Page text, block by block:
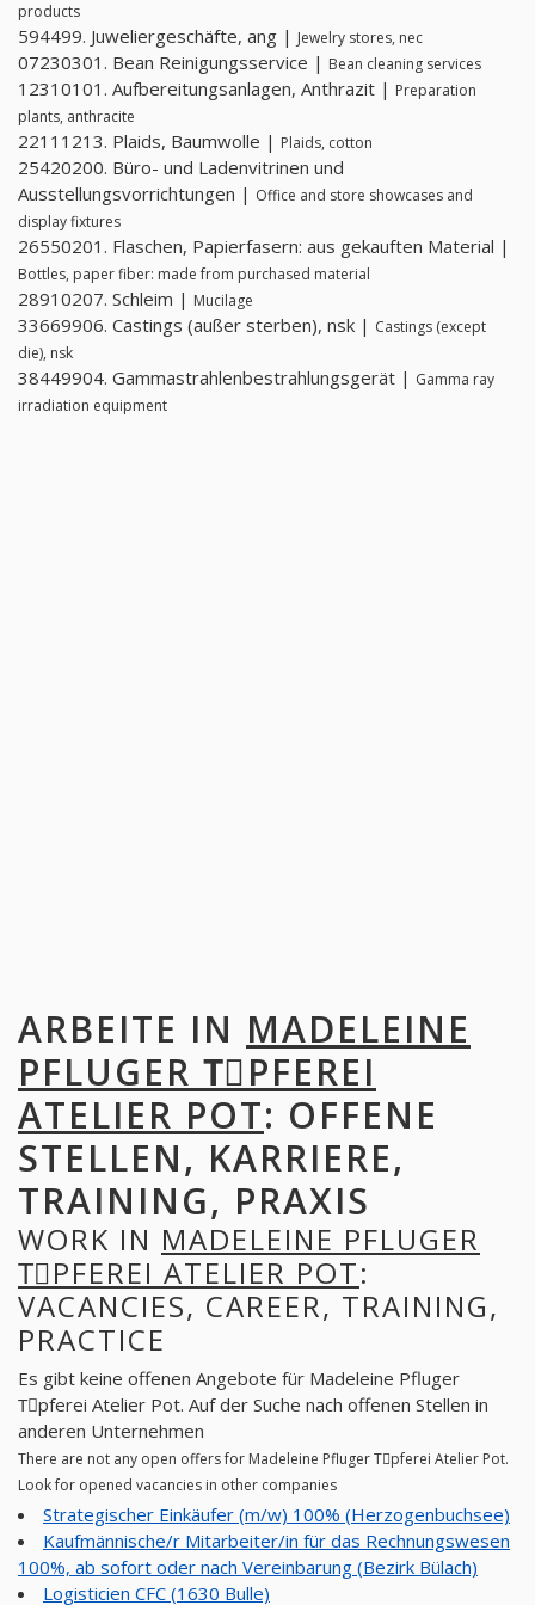
products
594499. Juweliergeschäfte, ang | Jewelry stores, nec
07230301. Bean Reinigungsservice | Bean cleaning services
12310101. Aufbereitungsanlagen, Anthrazit | Preparation
plants, anthracite
22111213. Plaids, Baumwolle | Plaids, cotton
25420200. Büro- und Ladenvitrinen und
Ausstellungsvorrichtungen | Office and store showcases and
display fixtures
26550201. Flaschen, Papierfasern: aus gekauften Material |
Bottles, paper fiber: made from purchased material
28910207. Schleim | Mucilage
33669906. Castings (außer sterben), nsk | Castings (except
die), nsk
38449904. Gammastrahlenbestrahlungsgerät | Gamma ray
irradiation equipment
ARBEITE IN MADELEINE
PFLUGER TِPFEREI
ATELIER POT: OFFENE
STELLEN, KARRIERE,
TRAINING, PRAXIS
WORK IN MADELEINE PFLUGER
TِPFEREI ATELIER POT:
VACANCIES, CAREER, TRAINING,
PRACTICE
Es gibt keine offenen Angebote für Madeleine Pfluger
Tِpferei Atelier Pot. Auf der Suche nach offenen Stellen in
anderen Unternehmen
There are not any open offers for Madeleine Pfluger Tِpferei Atelier Pot.
Look for opened vacancies in other companies
Strategischer Einkäufer (m/w) 100% (Herzogenbuchsee)
Kaufmännische/r Mitarbeiter/in für das Rechnungswesen
100%, ab sofort oder nach Vereinbarung (Bezirk Bülach)
Logisticien CFC (1630 Bulle)